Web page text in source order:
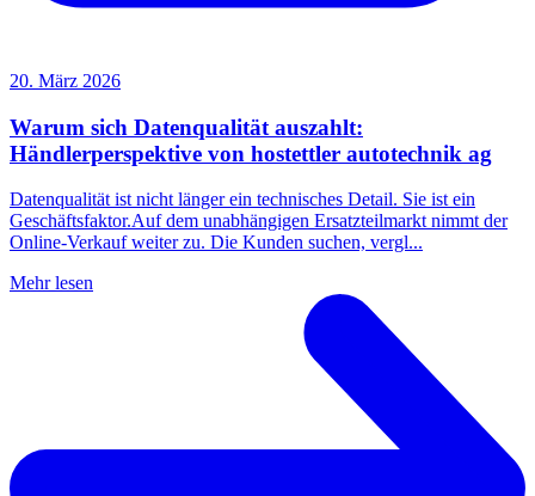
20. März 2026
Warum sich Datenqualität auszahlt:
Händlerperspektive von hostettler autotechnik ag
Datenqualität ist nicht länger ein technisches Detail. Sie ist ein
Geschäftsfaktor.Auf dem unabhängigen Ersatzteilmarkt nimmt der
Online-Verkauf weiter zu. Die Kunden suchen, vergl...
Mehr lesen